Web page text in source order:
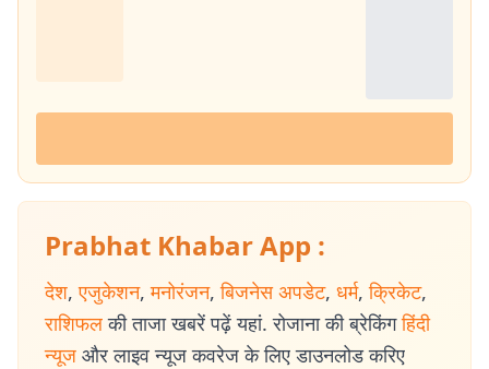
Prabhat Khabar App :
देश, एजुकेशन, मनोरंजन, बिजनेस अपडेट, धर्म, क्रिकेट,
राशिफल की ताजा खबरें पढ़ें यहां. रोजाना की ब्रेकिंग हिंदी
न्यूज और लाइव न्यूज कवरेज के लिए डाउनलोड करिए